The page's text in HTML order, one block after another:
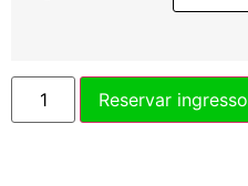
Reservar ingresso